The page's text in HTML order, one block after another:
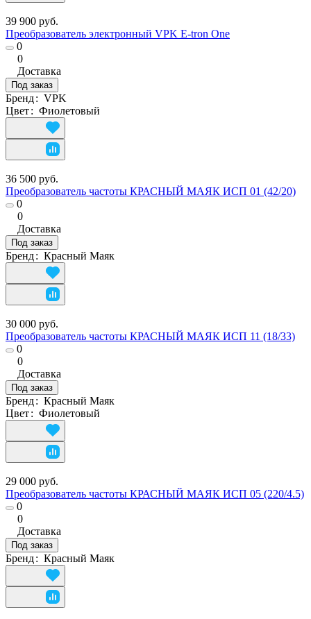
39 900 руб.
Преобразователь электронный VPK E-tron One
0
0
Доставка
Под заказ
Бренд: VPK
Цвет: Фиолетовый
36 500 руб.
Преобразователь частоты КРАСНЫЙ МАЯК ИСП 01 (42/20)
0
0
Доставка
Под заказ
Бренд: Красный Маяк
30 000 руб.
Преобразователь частоты КРАСНЫЙ МАЯК ИСП 11 (18/33)
0
0
Доставка
Под заказ
Бренд: Красный Маяк
Цвет: Фиолетовый
29 000 руб.
Преобразователь частоты КРАСНЫЙ МАЯК ИСП 05 (220/4.5)
0
0
Доставка
Под заказ
Бренд: Красный Маяк